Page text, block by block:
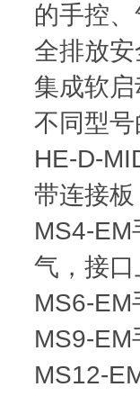
的手控
全排放
集成软
不同型
‌HE-D-
带连接
‌MS4-
气，接
‌MS6-
‌MS9-
‌MS12-